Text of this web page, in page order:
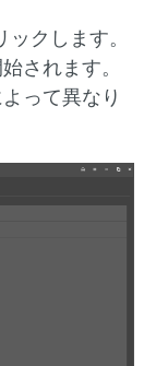
ックします。
されます。
って異なり